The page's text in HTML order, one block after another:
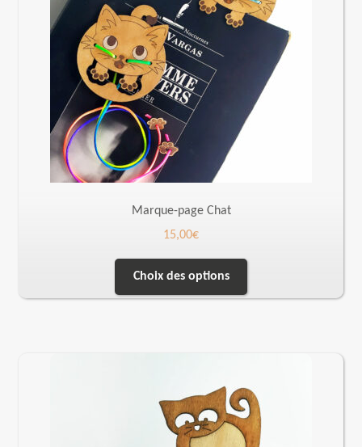
Marque-page Chat
15,00€
Choix des options